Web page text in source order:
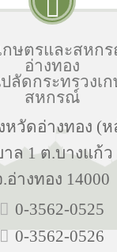
กษตรและสหก
อ่างทอง
ลัดกระทรวงเ
สหกรณ์
หวัดอ่างทอง (
ล 1 ต.บางแก้ว
.อ่างทอง 14000
0-3562-0525
0-3562-0526